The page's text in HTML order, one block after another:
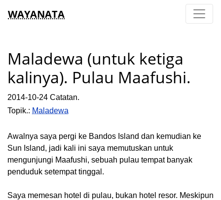
WAYANATA
Maladewa (untuk ketiga
kalinya). Pulau Maafushi.
2014-10-24 Catatan.
Topik.: Maladewa
Awalnya saya pergi ke Bandos Island dan kemudian ke
Sun Island, jadi kali ini saya memutuskan untuk
mengunjungi Maafushi, sebuah pulau tempat banyak
penduduk setempat tinggal.
Saya memesan hotel di pulau, bukan hotel resor. Meskipun